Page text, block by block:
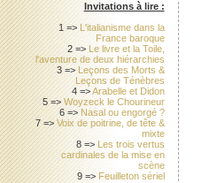
Invitations à lire :
1 => L'italianisme dans la
France baroque
2 => Le livre et la Toile,
l'aventure de deux hiérarchies
3 => Leçons des Morts &
Leçons de Ténèbres
4 =>Arabelle et Didon
5 =>Woyzeck le Chourineur
6 => Nasal ou engorgé ?
7 =>Voix de poitrine, de tête &
mixte
8 => Les trois vertus
cardinales de la mise en
scène
9 => Feuilleton sériel